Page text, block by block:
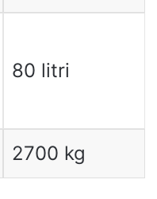
80 litri
2700 kg